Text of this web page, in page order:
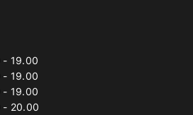
- 19.00
- 19.00
- 19.00
- 20.00